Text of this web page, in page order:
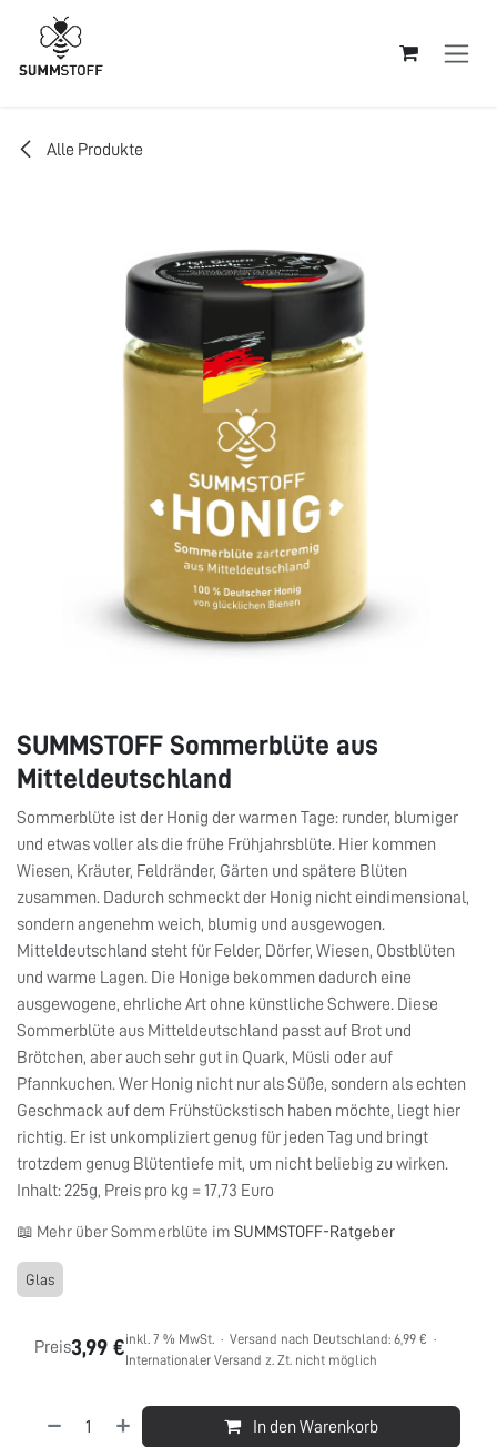
Zum Inhalt springen
Alle Produkte
SUMMSTOFF Sommerblüte aus
Mitteldeutschland
Sommerblüte ist der Honig der warmen Tage: runder, blumiger
und etwas voller als die frühe Frühjahrsblüte. Hier kommen
Wiesen, Kräuter, Feldränder, Gärten und spätere Blüten
zusammen. Dadurch schmeckt der Honig nicht eindimensional,
sondern angenehm weich, blumig und ausgewogen.
Mitteldeutschland steht für Felder, Dörfer, Wiesen, Obstblüten
und warme Lagen. Die Honige bekommen dadurch eine
ausgewogene, ehrliche Art ohne künstliche Schwere. Diese
Sommerblüte aus Mitteldeutschland passt auf Brot und
Brötchen, aber auch sehr gut in Quark, Müsli oder auf
Pfannkuchen. Wer Honig nicht nur als Süße, sondern als echten
Geschmack auf dem Frühstückstisch haben möchte, liegt hier
richtig. Er ist unkompliziert genug für jeden Tag und bringt
trotzdem genug Blütentiefe mit, um nicht beliebig zu wirken.
Inhalt: 225g, Preis pro kg = 17,73 Euro
📖 Mehr über Sommerblüte im SUMMSTOFF-Ratgeber
Glas
In den Warenkorb
Preis3,99 €inkl. 7 % MwSt. · Versand nach Deutschland: 6,99 € ·
Internationaler Versand z. Zt. nicht möglich